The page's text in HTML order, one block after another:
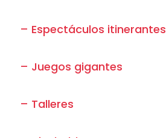
– Espectáculos itinerantes
– Juegos gigantes
– Talleres